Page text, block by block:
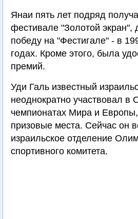
Янаи пять лет подряд
фестивале "Золотой
победу на "Фестигале" - в
годах. Кроме этого, была
премий.
Уди Галь известный
неоднократно участвовал в
чемпионатах Мира и
призовые места. Сейчас он
израильское отделение
спортивного комитета.